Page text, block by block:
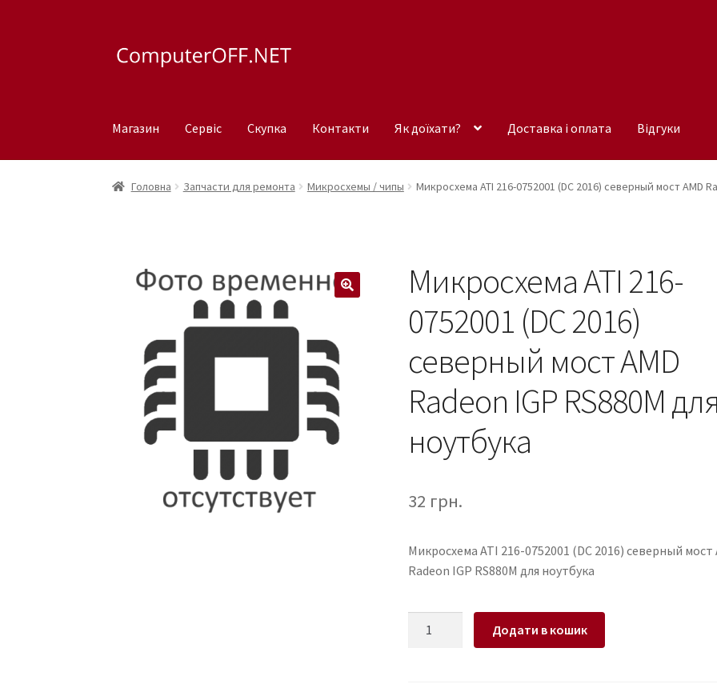
до
до
Магазин Сервіс Скупка Контакти Як доїхати? Доставка і оплата Відгуки
Головна Запчасти для ремонта Микросхемы / чипы Микросхема ATI 216-0752001 (DC 2016) северный мост AMD
Микросхема ATI 216-
0752001 (DC 2016)
северный мост AMD
Radeon IGP RS880M для
ноутбука
32 грн.
Микросхема ATI 216-0752001 (DC 2016) северный мост
Radeon IGP RS880M для ноутбука
Додати в кошик